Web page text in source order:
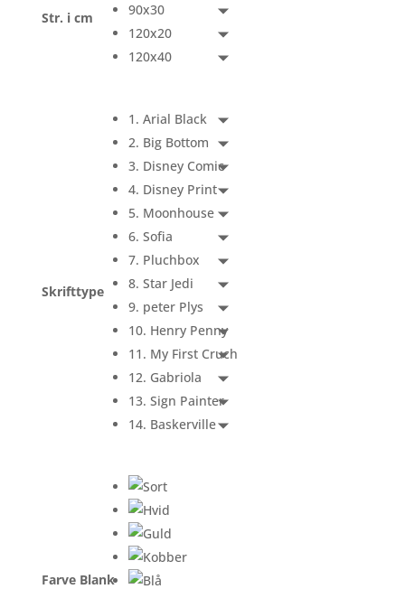
Str. i cm
90x30
120x20
120x40
Skrifttype
1. Arial Black
2. Big Bottom
3. Disney Comic
4. Disney Print
5. Moonhouse
6. Sofia
7. Pluchbox
8. Star Jedi
9. peter Plys
10. Henry Penny
11. My First Cruch
12. Gabriola
13. Sign Painter
14. Baskerville
Farve Blank